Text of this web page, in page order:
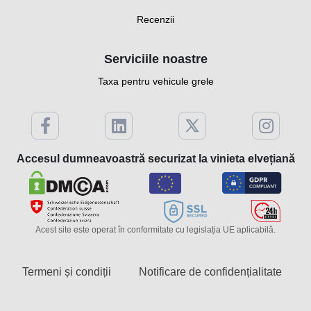
Recenzii
Serviciile noastre
Taxa pentru vehicule grele
Accesul dumneavoastră securizat la vinieta elvețiană
Acest site este operat în conformitate cu legislația UE aplicabilă.
Termeni și condiții Notificare de confidențialitate